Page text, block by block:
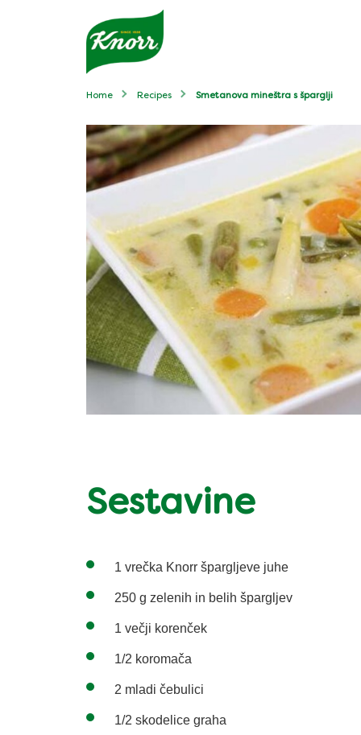
Home Recipes Smetanova mineštra s šparglji
Sestavine
1 vrečka Knorr špargljeve juhe
250 g zelenih in belih špargljev
1 večji korenček
1/2 koromača
2 mladi čebulici
1/2 skodelice graha